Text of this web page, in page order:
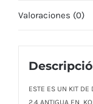
Valoraciones (0)
ESTE ES UN KIT DE
2.4 ANTIGUA EN